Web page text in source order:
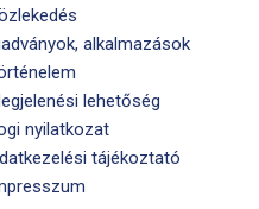
alkalmazások
lehetőség
nyilatkozat
tájékoztató